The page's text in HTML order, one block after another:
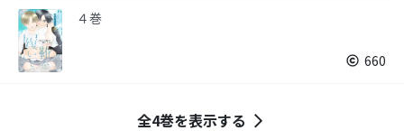
４巻
660
全4巻を表示する